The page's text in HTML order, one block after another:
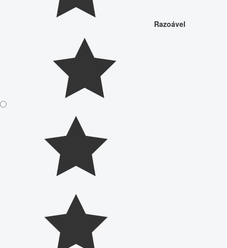
Razoável